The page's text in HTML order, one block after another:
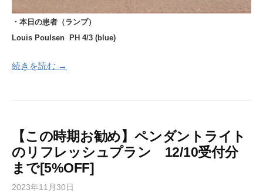
・本日の患者（ランプ）
Louis Poulsen PH 4/3 (blue)
続きを読む →
【この時期お勧め】ペンダントライト
のリフレッシュプラン 12/10受付分
まで[5%OFF]
2023年11月30日